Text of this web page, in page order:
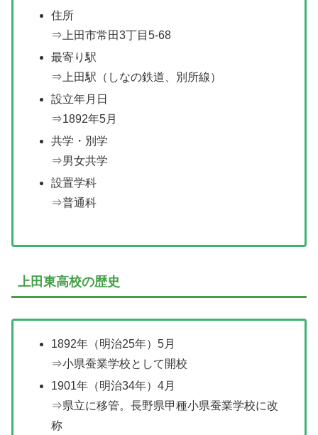
住所
⇒上田市常田3丁目5-68
最寄り駅
⇒上田駅（しなの鉄道、別所線）
設立年月日
⇒1892年5月
共学・別学
⇒男女共学
設置学科
⇒普通科
上田東高校の歴史
1892年（明治25年）5月
⇒小県蚕業学校として開校
1901年（明治34年）4月
⇒県立に移管。長野県甲種小県蚕業学校に改
称